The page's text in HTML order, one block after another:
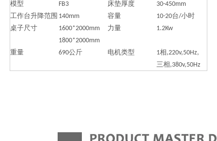
模型 FB3 床垫厚度
30-450mm
工作台升降范围 140mm 容量
10-20台/小时
桌子尺寸
1600*2000mm
1800*2000mm
力量 1.2Kw
重量 690公斤 电机类型
1相,220v,50Hz,
三相,380v,50Hz